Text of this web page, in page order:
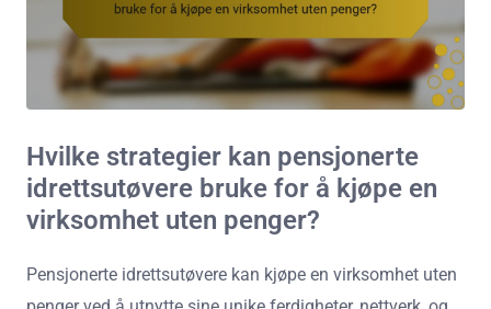
Hvilke strategier kan pensjonerte
idrettsutøvere bruke for å kjøpe en
virksomhet uten penger?
Pensjonerte idrettsutøvere kan kjøpe en virksomhet uten